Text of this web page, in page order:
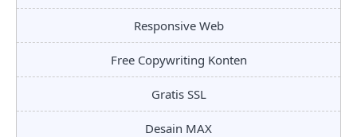
Responsive Web
Free Copywriting Konten
Gratis SSL
Desain MAX